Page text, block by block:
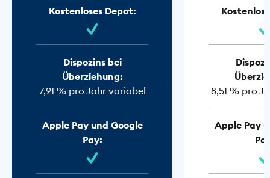
Kostenloses Depot:
Dispozins bei
Überziehung:
7,91 % pro Jahr variabel
Apple Pay und Google
Pay:
8,51 % pro
Apple Pay